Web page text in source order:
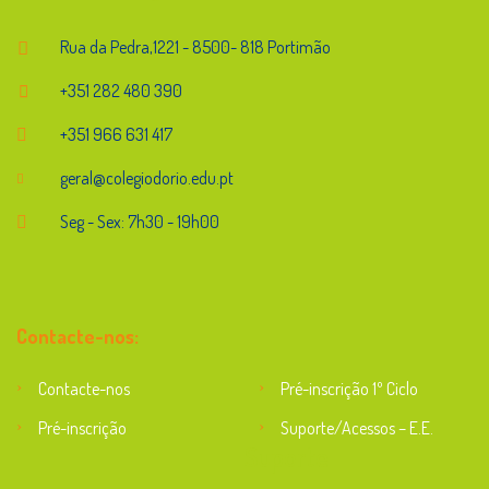
Rua da Pedra,1221 - 8500- 818 Portimão
+351 282 480 390
+351 966 631 417
geral@colegiodorio.edu.pt
Seg - Sex: 7h30 - 19h00
Contacte-nos:
Contacte-nos
Pré-inscrição 1º Ciclo
Pré-inscrição
Suporte/Acessos – E.E.